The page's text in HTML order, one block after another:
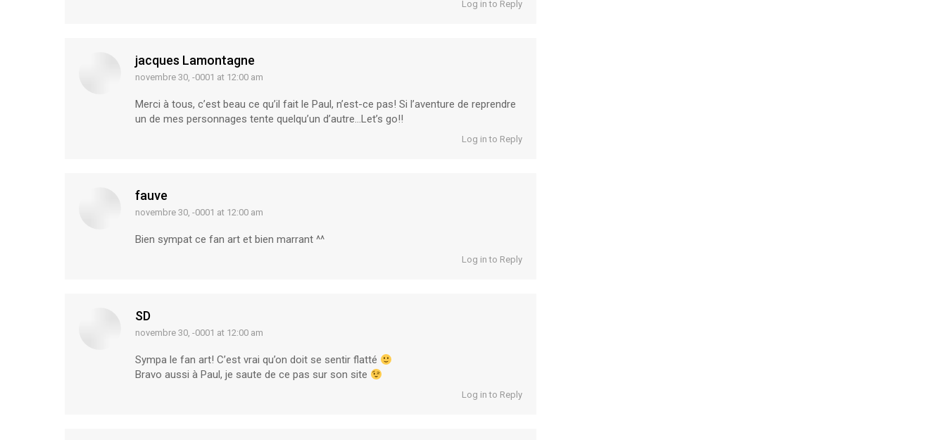
Log in to Reply
jacques Lamontagne
says:
novembre 30, -0001 at 12:00 am
Merci à tous, c’est beau ce qu’il fait le Paul, n’est-ce pas! Si l’aventure de reprendre
un de mes personnages tente quelqu’un d’autre…Let’s go!!
Log in to Reply
fauve
says:
novembre 30, -0001 at 12:00 am
Bien sympat ce fan art et bien marrant ^^
Log in to Reply
SD
says:
novembre 30, -0001 at 12:00 am
Sympa le fan art! C’est vrai qu’on doit se sentir flatté
Bravo aussi à Paul, je saute de ce pas sur son site
Log in to Reply